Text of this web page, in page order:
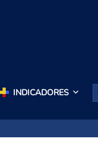
INDICADORES